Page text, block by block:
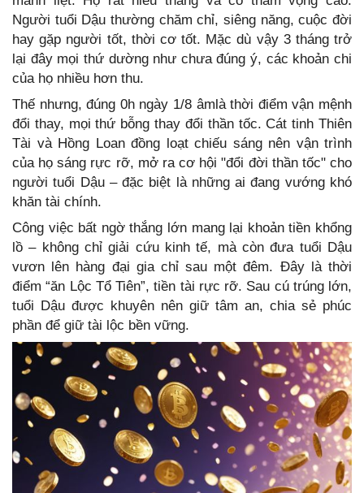
Người tuổi Dậu thường chăm chỉ, siêng năng, cuộc đời
hay gặp người tốt, thời cơ tốt. Mặc dù vậy 3 tháng trở
lại đây mọi thứ dường như chưa đúng ý, các khoản chi
của họ nhiều hơn thu.
Thế nhưng, đúng 0h ngày 1/8 âmlà thời điểm vận mệnh
đổi thay, mọi thứ bỗng thay đổi thần tốc. Cát tinh Thiên
Tài và Hồng Loan đồng loạt chiếu sáng nên vận trình
của họ sáng rực rỡ, mở ra cơ hội "đổi đời thần tốc" cho
người tuổi Dậu – đặc biệt là những ai đang vướng khó
khăn tài chính.
Công việc bất ngờ thắng lớn mang lại khoản tiền khổng
lồ – không chỉ giải cứu kinh tế, mà còn đưa tuổi Dậu
vươn lên hàng đại gia chỉ sau một đêm. Đây là thời
điểm “ăn Lộc Tổ Tiên”, tiền tài rực rỡ. Sau cú trúng lớn,
tuổi Dậu được khuyên nên giữ tâm an, chia sẻ phúc
phần để giữ tài lộc bền vững.